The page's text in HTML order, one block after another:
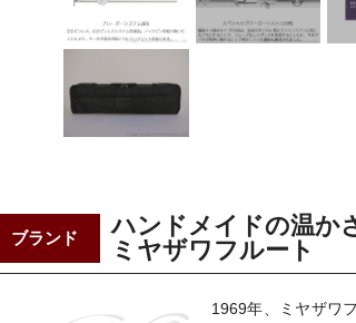
ブランド
ハンドメイドの温か
ミヤザワフルート
1969年、ミヤザワ